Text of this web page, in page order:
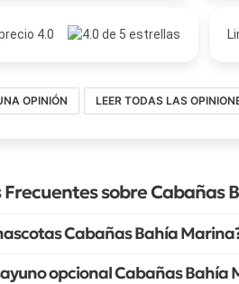
4.0
OPINIÓN LEER TODAS LAS
sobre Cabañas
Cabañas Bahía
opcional Cabañas Bahía